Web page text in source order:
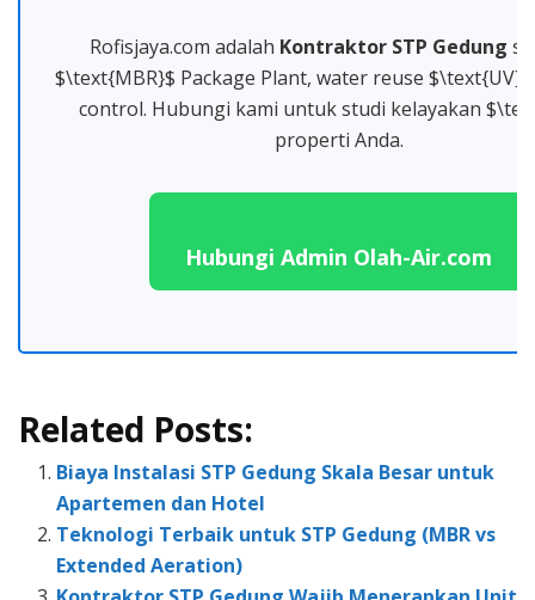
Rofisjaya.com adalah Kontraktor STP Gedung
$\text{MBR}$ Package Plant, water reuse
control. Hubungi kami untuk studi kelayakan
properti Anda.
Hubungi Admin Olah-Air.com
Related Posts:
Biaya Instalasi STP Gedung Skala Besar untuk
Apartemen dan Hotel
Teknologi Terbaik untuk STP Gedung (MBR vs
Extended Aeration)